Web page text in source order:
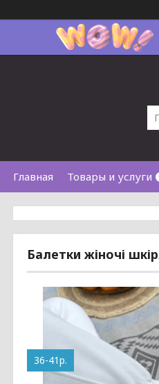
Главная Товары и услуги
Балетки жіночі
36-41р.